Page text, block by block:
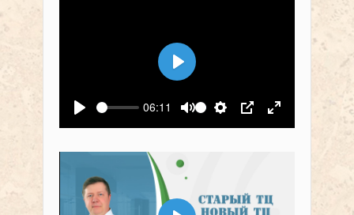
Воспроизвести
06:11
Выключить звук
Настройки
PIP На весь
Воспроизвести